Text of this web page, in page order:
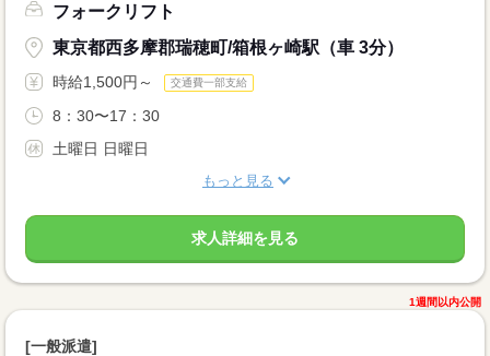
フォークリフト
東京都西多摩郡瑞穂町/箱根ヶ崎駅（車 3分）
時給1,500円～ 交通費一部支給
8：30〜17：30
土曜日 日曜日
もっと見る
求人詳細を見る
1週間以内公開
[一般派遣]